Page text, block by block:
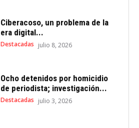
Ciberacoso, un problema de la
era digital...
Destacadas julio 8, 2026
Ocho detenidos por homicidio
de periodista; investigación...
Destacadas julio 3, 2026